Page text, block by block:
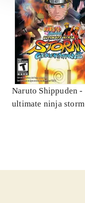
Naruto Shippuden -
ultimate ninja storm